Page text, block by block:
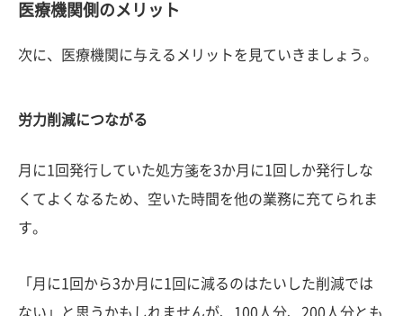
医療機関側のメリット
次に、医療機関に与えるメリットを見ていきましょう。
労力削減につながる
月に1回発行していた処方箋を3か月に1回しか発行しな
くてよくなるため、空いた時間を他の業務に充てられま
す。
「月に1回から3か月に1回に減るのはたいした削減では
ない」と思うかもしれませんが、100人分、200人分とも